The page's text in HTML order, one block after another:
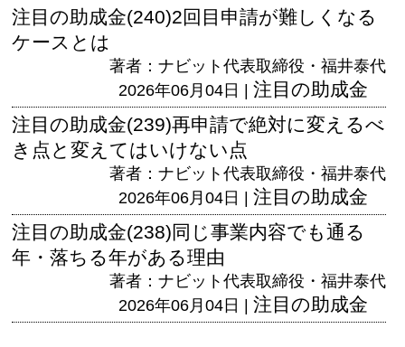
注目の助成金(240)2回目申請が難しくなる
ケースとは
著者：ナビット代表取締役・福井泰代
2026年06月04日 | 注目の助成金
注目の助成金(239)再申請で絶対に変えるべ
き点と変えてはいけない点
著者：ナビット代表取締役・福井泰代
2026年06月04日 | 注目の助成金
注目の助成金(238)同じ事業内容でも通る
年・落ちる年がある理由
著者：ナビット代表取締役・福井泰代
2026年06月04日 | 注目の助成金